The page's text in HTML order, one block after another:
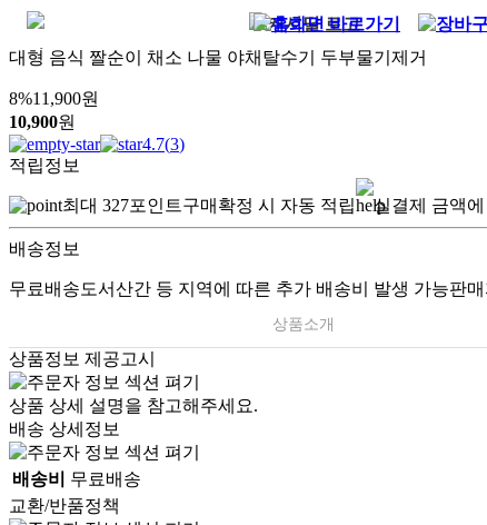
대형 음식 짤순이 채소 나물 야채탈수기 두부물기제거
8%11,900원
10,900원
4.7(3)
적립정보
최대 327포인트구매확정 시 자동 적립 실결제 금액
배송정보
무료배송도서산간 등 지역에 따른 추가 배송비 발생 가능판
상품소개
상품정보 제공고시
상품 상세 설명을 참고해주세요.
배송 상세정보
배송비
무료배송
교환/반품정책